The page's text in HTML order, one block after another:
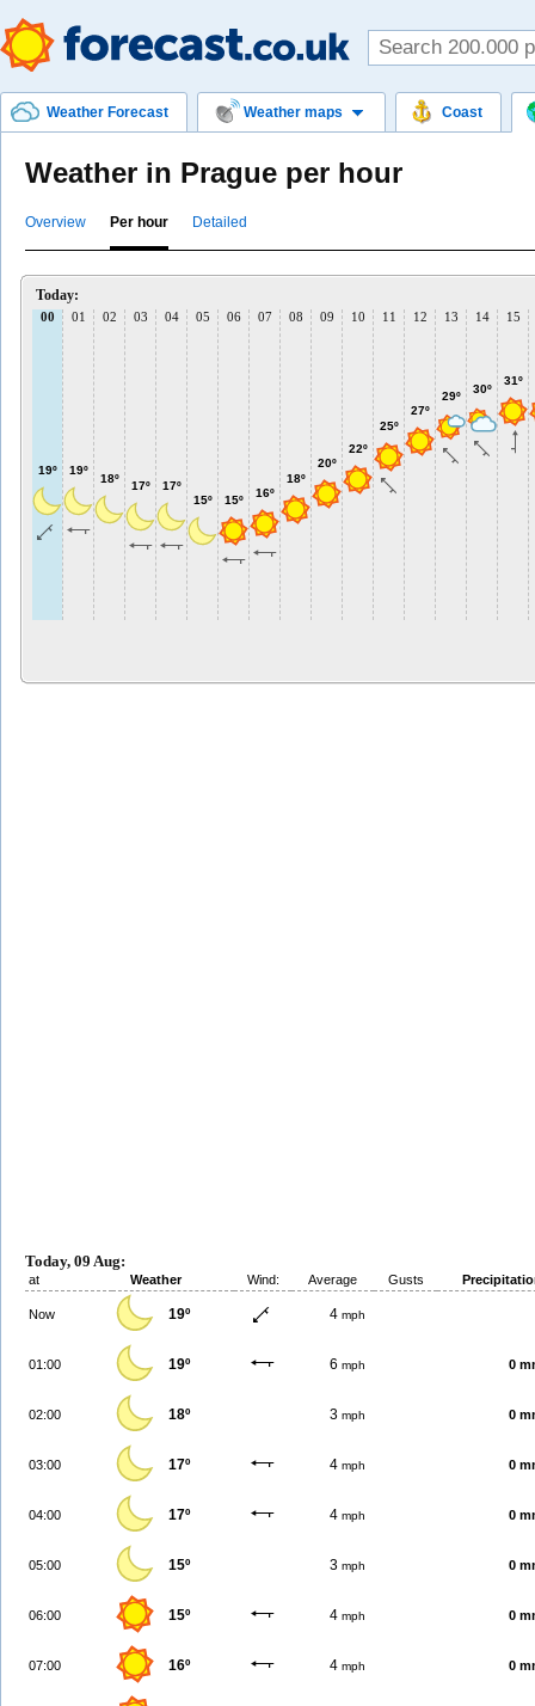
Weather Forecast Weather maps Coast
Weather in Prague per hour
Overview Per hour Detailed
Today:
00
19º
01
19º
02
18º
03
17º
04
17º
05
15º
06
15º
07
16º
08
18º
09
20º
10
22º
11
25º
12
27º
13
29º
14
30º
15
31º
Today, 09 Aug:
at Weather Wind: Average Gusts
Now 19º 4 mph
01:00 19º 6 mph 0
02:00 18º 3 mph 0
03:00 17º 4 mph 0
04:00 17º 4 mph 0
05:00 15º 3 mph 0
06:00 15º 4 mph 0
07:00 16º 4 mph 0